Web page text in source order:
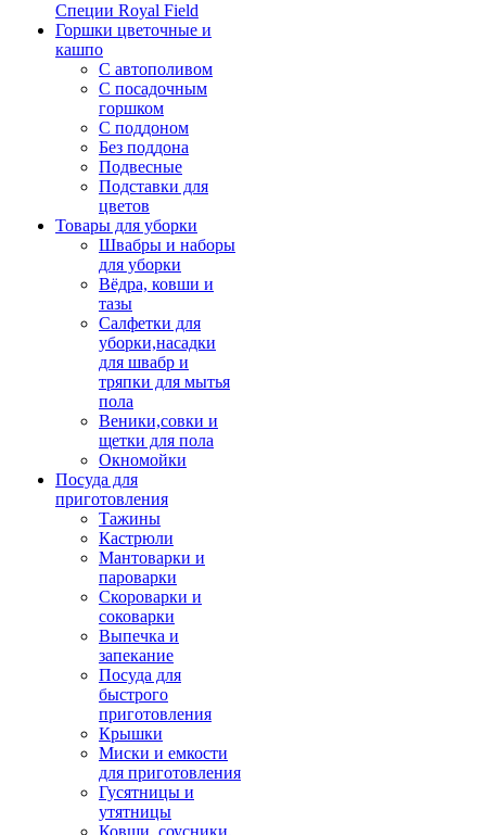
Специи Royal Field
Горшки цветочные и
кашпо
С автополивом
С посадочным
горшком
С поддоном
Без поддона
Подвесные
Подставки для
цветов
Товары для уборки
Швабры и наборы
для уборки
Вёдра, ковши и
тазы
Салфетки для
уборки,насадки
для швабр и
тряпки для мытья
пола
Веники,совки и
щетки для пола
Окномойки
Посуда для
приготовления
Тажины
Кастрюли
Мантоварки и
пароварки
Скороварки и
соковарки
Выпечка и
запекание
Посуда для
быстрого
приготовления
Крышки
Миски и емкости
для приготовления
Гусятницы и
утятницы
Ковши, соусники,